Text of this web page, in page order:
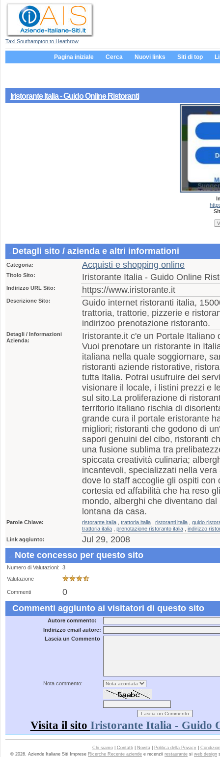
Taxi Southampton to Heathrow
Pagina iniziale Cerca Nuovi links Siti di top
Iristorante Italia - Guido Online Ristoranti
Detagli sito / azienda e altri informationi
Categoria: Acquisti e shopping online
Titolo Sito: Iristorante Italia - Guido Online
Indirizzo URL Sito: https://www.iristorante.it
Descrizione Sito:
Guido internet ristoranti italia,
trattoria, trattorie, pizzerie e
indirizoo prenotazione ristoranto.
Detagli / Informazioni
Azienda:
Iristorante.it c'e un Portale Italiano
Vuoi prenotare un ristorante in
italiana nella quale soggiornare,
ristoranti aziende ristorative,
tutta Italia. Potrai usufruire dei
visionare il locale, i listini prezzi e
sul sito.La proliferazione di
territorio italiano rischia di
grande cura il portale eristorante
migliori; ristoranti che godono di
sapori genuini del cibo, ristoranti
una fusione sublima tra
spiccata creatività culinaria;
incantevoli, specializzati nella
dove lo staff accoglie gli ospiti con
cortesia ed affabilità che ha reso
mondo, alberghi che diventano
lontana da casa.
Parole Chiave: ristorante italia trattoria italia ristoranti italia
guido
trattoria italia
prenotazione ristoranto italia
indirizzo
Link aggiunto:
Jul 29, 2008
Note concesso per questo sito
Numero di Valutazioni: 3
Valutazione
Commenti
0
Commenti aggiunto ai visitatori di questo sito
Autore commento:
Indirizzo email autore:
Lascia un Commento
Nota commento:
Visita il sito Iristorante Italia - Guido
Chi siamo| Contatti| Novita| Politica della Privacy|
© 2026. Aziende Italiane Siti Imprese Ricerche Recente aziende e recenzii restaurante si web design